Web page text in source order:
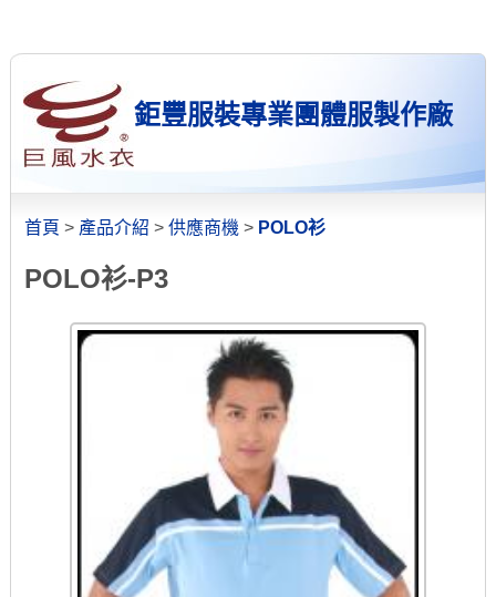
鉅豐服裝專業團體服製作廠
首頁 > 產品介紹 > 供應商機 > POLO衫
POLO衫-P3